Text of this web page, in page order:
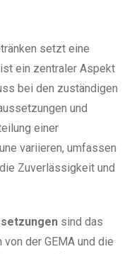
setzt eine
ein zentraler Aspekt
bei den zuständigen
und
einer
variieren, umfassen
Zuverlässigkeit und
sind das
der GEMA und die